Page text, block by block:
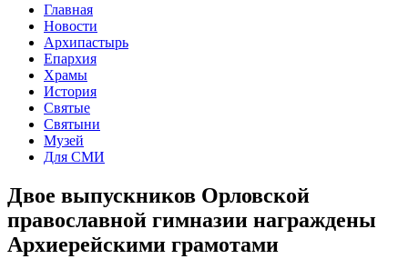
Главная
Новости
Архипастырь
Епархия
Храмы
История
Святые
Святыни
Музей
Для СМИ
Двое выпускников Орловской
православной гимназии награждены
Архиерейскими грамотами